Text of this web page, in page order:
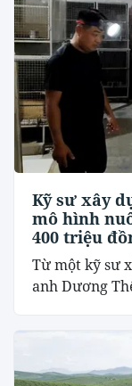
Kỹ sư xây
mô hình
400 triệu
Từ một kỹ sư
anh Dương